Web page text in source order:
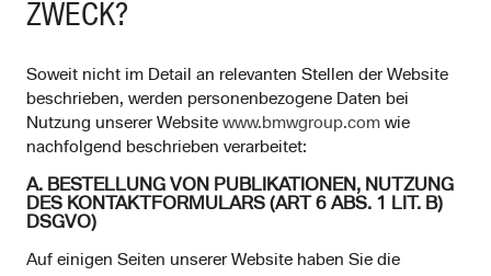
ZWECK?
Soweit nicht im Detail an relevanten Stellen der Website
beschrieben, werden personenbezogene Daten bei
Nutzung unserer Websitewww.bmwgroup.com wie
nachfolgend beschrieben verarbeitet:
A. BESTELLUNG VON PUBLIKATIONEN, NUTZUNG
DES KONTAKTFORMULARS (ART 6 ABS. 1 LIT. B)
DSGVO)
Auf einigen Seiten unserer Website haben Sie die